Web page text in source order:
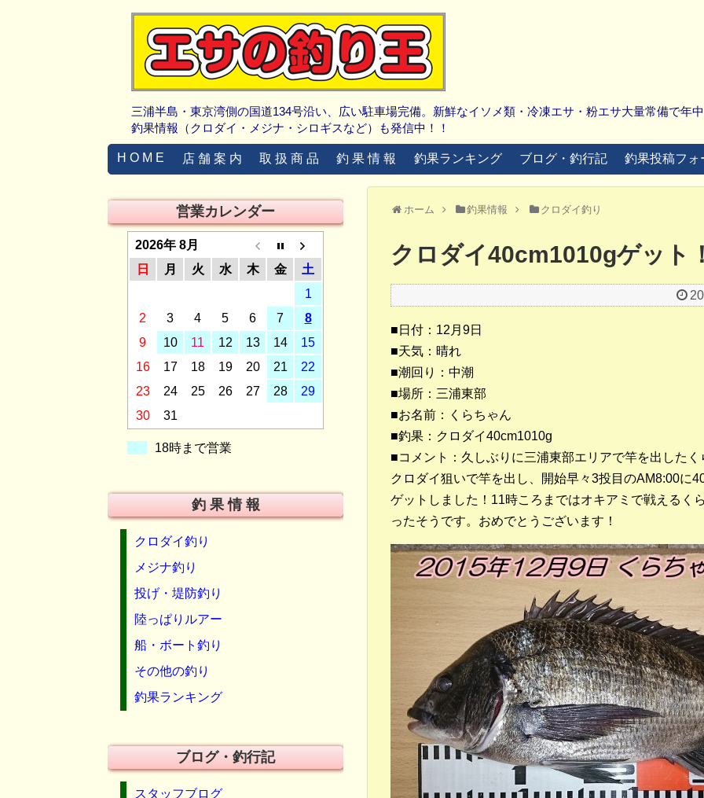
三浦半島・東京湾側の国道134号沿い、広い駐車場完備。新鮮なイソメ類・冷凍エサ・粉エサ大量常備で年
釣果情報（クロダイ・メジナ・シロギスなど）も発信中！！
H O M E 店 舗 案 内 取 扱 商 品 釣 果 情 報 釣果ランキング ブログ・釣行記 釣果投稿フォ
ホーム 釣果情報 クロダイ釣り
クロダイ40cm1010gゲット
■日付：12月9日
■天気：晴れ
■潮回り：中潮
■場所：三浦東部
■お名前：くらちゃん
■釣果：クロダイ40cm1010g
■コメント：久しぶりに三浦東部エリアで竿を出した
クロダイ狙いで竿を出し、開始早々3投目のAM8:00に
ゲットしました！11時ころまではオキアミで戦えるく
ったそうです。おめでとうございます！
営業カレンダー
2026年 8月
日
月 火 水 木 金
土
1
2
3 4 5 6 7
8
9
10 11 12 13 14
15
16
17 18 19 20 21
22
23
24 25 26 27 28
29
30
31
18時まで営業
釣 果 情 報
クロダイ釣り
メジナ釣り
投げ・堤防釣り
陸っぱりルアー
船・ボート釣り
その他の釣り
釣果ランキング
ブログ・釣行記
スタッフブログ